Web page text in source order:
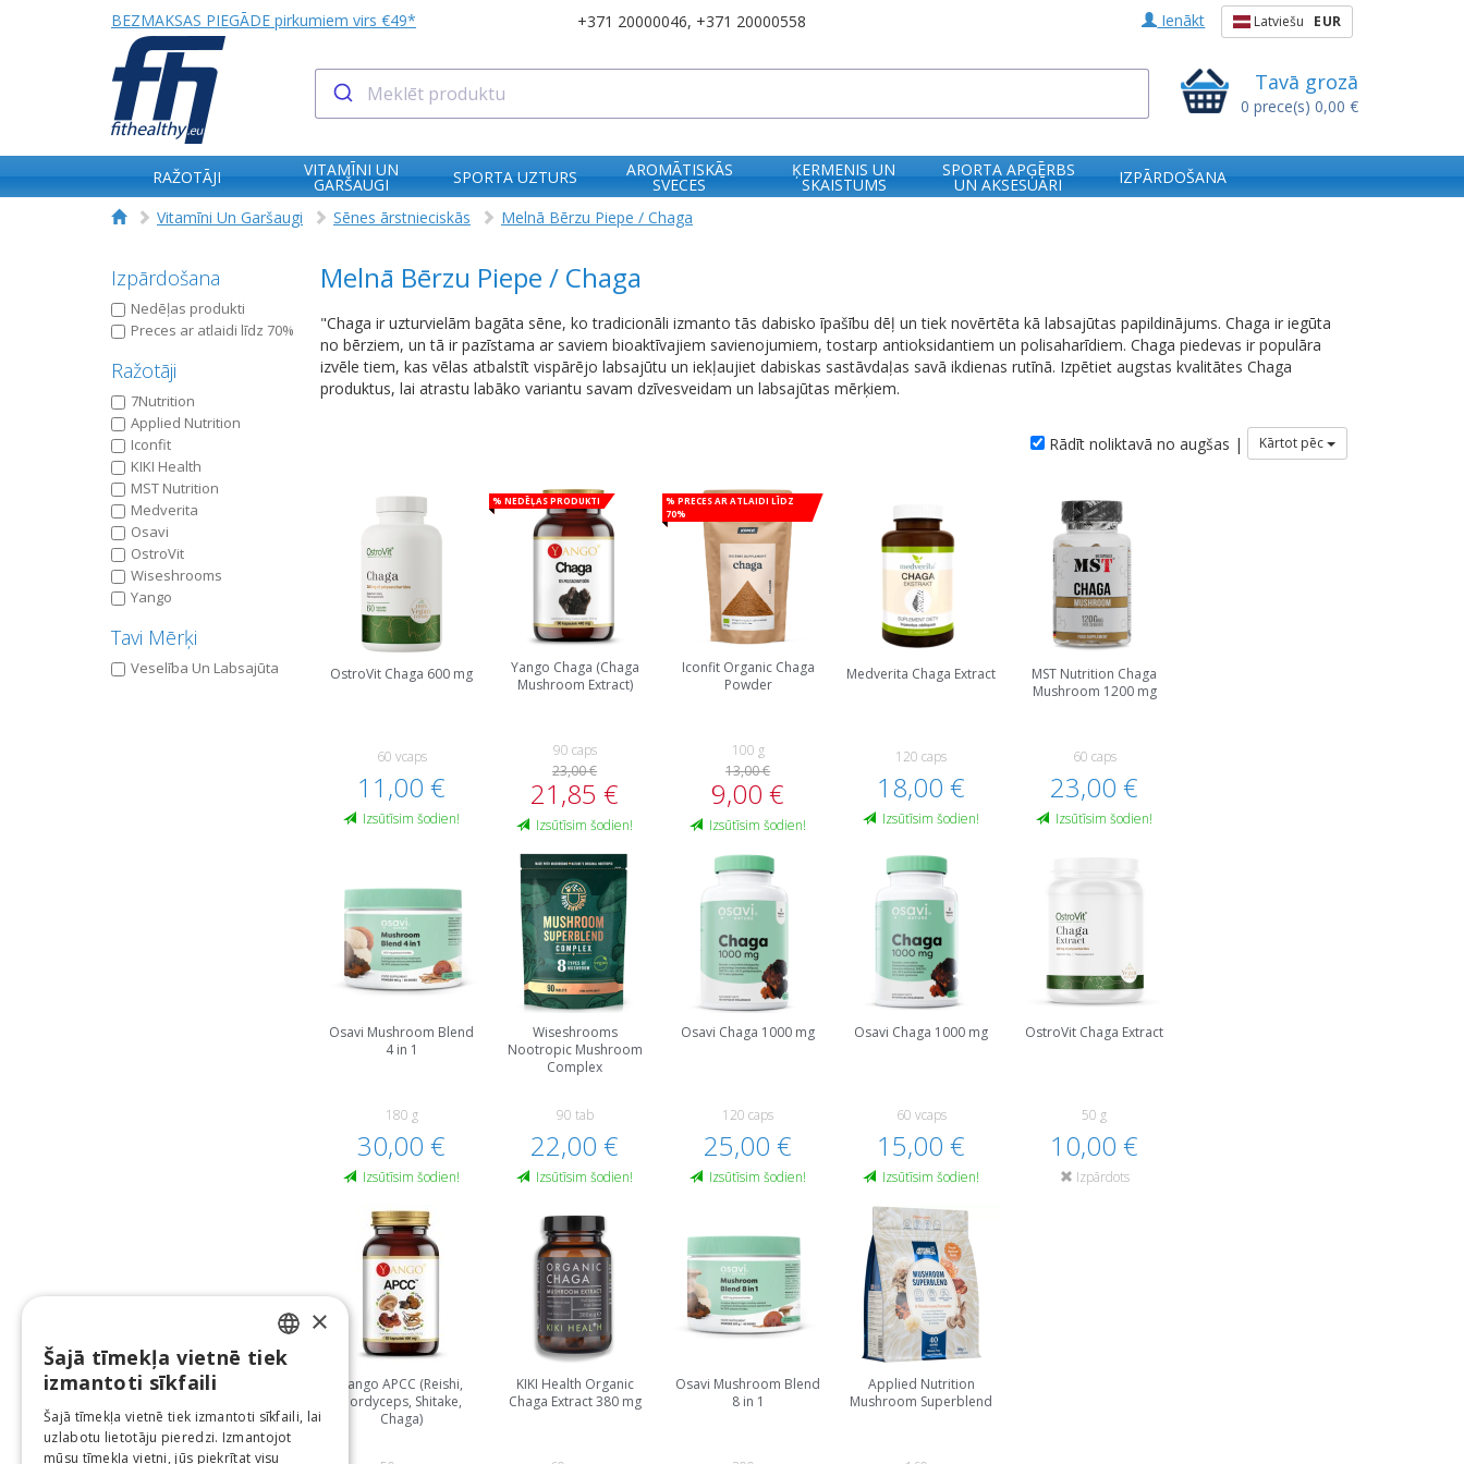
BEZMAKSAS PIEGĀDE pirkumiem virs €49* +371 20000046, +371 20000558 Ienākt Latviešu EUR
Tavā grozā
0 prece(s) 0,00 €
RAŽOTĀJI VITAMĪNI UN
GARŠAUGI SPORTA UZTURS AROMĀTISKĀS
SVECES
ĶERMENIS UN
SKAISTUMS
SPORTA APĢĒRBS
UN AKSESUĀRI
IZPĀRDOŠANA
Vitamīni Un Garšaugi
Sēnes ārstnieciskās Melnā Bērzu Piepe / Chaga
Izpārdošana
Nedēļas produkti
Preces ar atlaidi līdz 70%
Ražotāji
7Nutrition
Applied Nutrition
Iconfit
KIKI Health
MST Nutrition
Medverita
Osavi
OstroVit
Wiseshrooms
Yango
Tavi Mērķi
Veselība Un Labsajūta
Melnā Bērzu Piepe / Chaga
"Chaga ir uzturvielām bagāta sēne, ko tradicionāli izmanto tās dabisko īpašību dēļ un tiek novērtēta kā labsajūtas papildinājums. Chaga ir iegūta
no bērziem, un tā ir pazīstama ar saviem bioaktīvajiem savienojumiem, tostarp antioksidantiem un polisaharīdiem. Chaga piedevas ir populāra
izvēle tiem, kas vēlas atbalstīt vispārējo labsajūtu un iekļaujiet dabiskas sastāvdaļas savā ikdienas rutīnā. Izpētiet augstas kvalitātes Chaga
produktus, lai atrastu labāko variantu savam dzīvesveidam un labsajūtas mērķiem.
Rādīt noliktavā no augšas | Kārtot pēc
OstroVit Chaga 600 mg
60 vcaps
11,00 €
Izsūtīsim šodien!
% Nedēļas produkti
Yango Chaga (Chaga
Mushroom Extract)
90 caps
23,00 €
21,85 €
Izsūtīsim šodien!
% Preces ar atlaidi līdz
70%
Iconfit Organic Chaga
Powder
100 g
13,00 €
9,00 €
Izsūtīsim šodien!
Medverita Chaga Extract
120 caps
18,00 €
Izsūtīsim šodien!
MST Nutrition Chaga
Mushroom 1200 mg
60 caps
23,00 €
Izsūtīsim šodien!
Osavi Mushroom Blend
4 in 1
180 g
30,00 €
Izsūtīsim šodien!
Wiseshrooms
Nootropic Mushroom
Complex
90 tab
22,00 €
Izsūtīsim šodien!
Osavi Chaga 1000 mg
120 caps
25,00 €
Izsūtīsim šodien!
Osavi Chaga 1000 mg
60 vcaps
15,00 €
Izsūtīsim šodien!
OstroVit Chaga Extract
50 g
10,00 €
Izpārdots
Yango APCC (Reishi,
Cordyceps, Shitake,
Chaga)
KIKI Health Organic
Chaga Extract 380 mg
Osavi Mushroom Blend
8 in 1
Applied Nutrition
Mushroom Superblend
LATVIAN
LITHUANIAN
×
Šajā tīmekļa vietnē tiek
izmantoti sīkfaili
Šajā tīmekļa vietnē tiek izmantoti sīkfaili, lai
uzlabotu lietotāju pieredzi. Izmantojot
mūsu tīmekļa vietni, jūs piekrītat visu